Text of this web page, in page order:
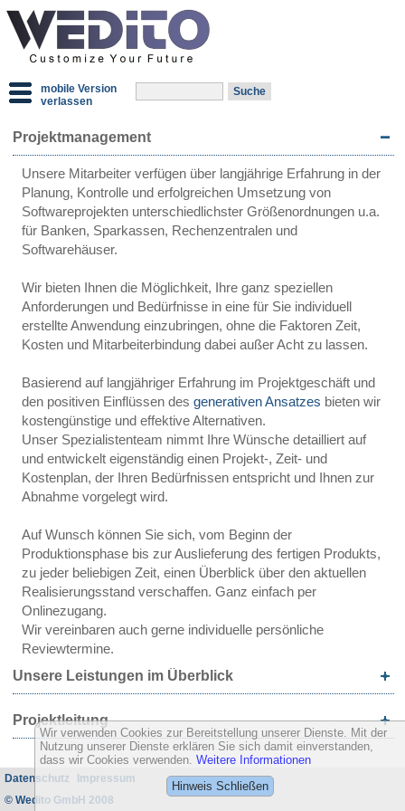
mobile Version
verlassen
Projektmanagement
Unsere Mitarbeiter verfügen über langjährige Erfahrung in der
Planung, Kontrolle und erfolgreichen Umsetzung von
Softwareprojekten unterschiedlichster Größenordnungen u.a.
für Banken, Sparkassen, Rechenzentralen und
Softwarehäuser.
Wir bieten Ihnen die Möglichkeit, Ihre ganz speziellen
Anforderungen und Bedürfnisse in eine für Sie individuell
erstellte Anwendung einzubringen, ohne die Faktoren Zeit,
Kosten und Mitarbeiterbindung dabei außer Acht zu lassen.
Basierend auf langjähriger Erfahrung im Projektgeschäft und
den positiven Einflüssen des generativen Ansatzes bieten wir
kostengünstige und effektive Alternativen.
Unser Spezialistenteam nimmt Ihre Wünsche detailliert auf
und entwickelt eigenständig einen Projekt-, Zeit- und
Kostenplan, der Ihren Bedürfnissen entspricht und Ihnen zur
Abnahme vorgelegt wird.
Auf Wunsch können Sie sich, vom Beginn der
Produktionsphase bis zur Auslieferung des fertigen Produkts,
zu jeder beliebigen Zeit, einen Überblick über den aktuellen
Realisierungsstand verschaffen. Ganz einfach per
Onlinezugang.
Wir vereinbaren auch gerne individuelle persönliche
Reviewtermine.
Unsere Leistungen im Überblick
Projektleitung
Datenschutz
Impressum
© Wedito GmbH 2008
Wir verwenden Cookies zur Bereitstellung unserer Dienste. Mit der
Nutzung unserer Dienste erklären Sie sich damit einverstanden,
dass wir Cookies verwenden. Weitere Informationen
Hinweis Schließen